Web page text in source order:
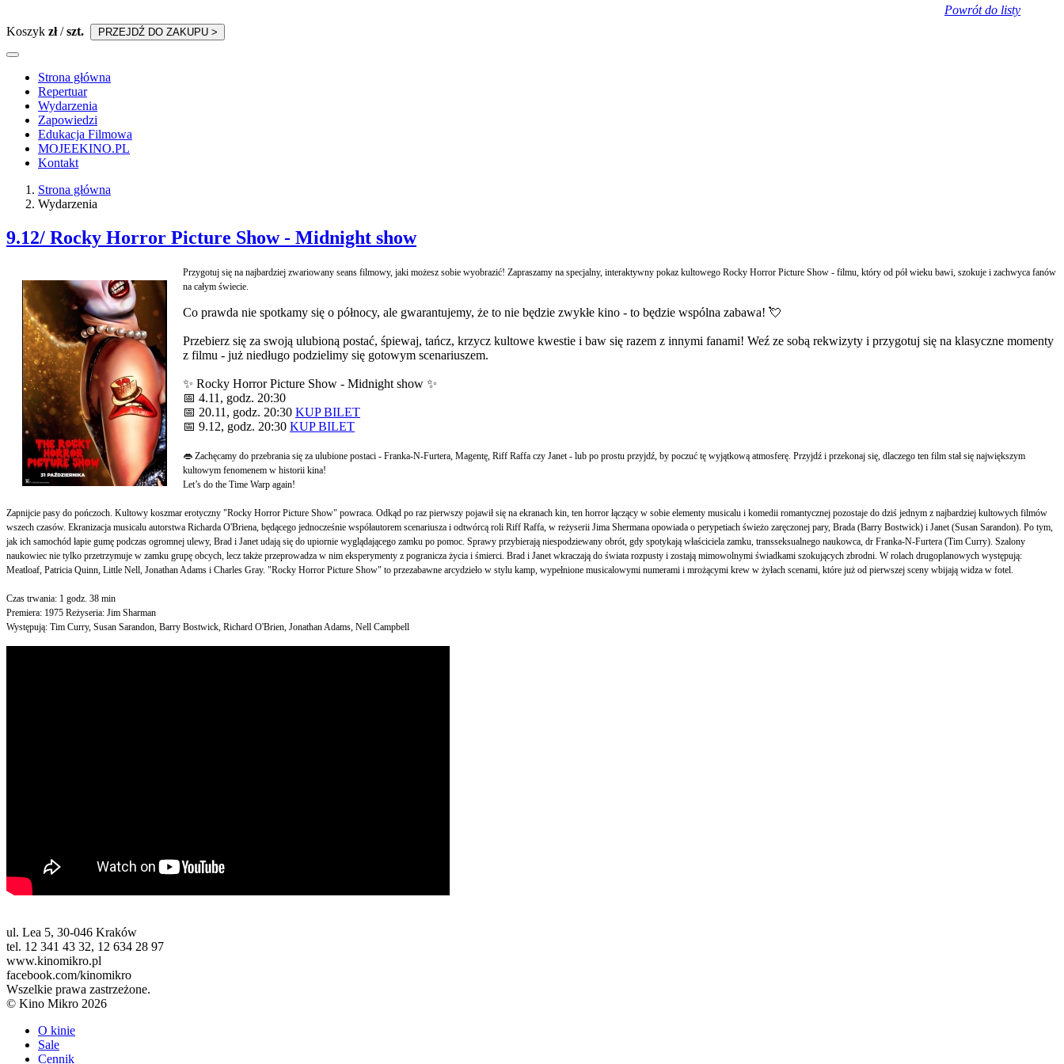
Koszyk zł/szt. PRZEJDŹ DO ZAKUPU >
Strona główna
Repertuar
Wydarzenia
Zapowiedzi
Edukacja Filmowa
MOJEEKINO.PL
Kontakt
Strona główna
Wydarzenia
9.12/ Rocky Horror Picture Show - Midnight show
Powrót do listy
Przygotuj się na najbardziej zwariowany seans filmowy, jaki możesz sobie wyobrazić! Zapraszamy na specjalny, interaktywny pokaz kultowego Rocky Horror Picture Show - filmu, który od pół wieku bawi, szokuje i zachwyca fanów
na całym świecie.
Co prawda nie spotkamy się o północy, ale gwarantujemy, że to nie będzie zwykłe kino - to będzie wspólna zabawa! 💘
Przebierz się za swoją ulubioną postać, śpiewaj, tańcz, krzycz kultowe kwestie i baw się razem z innymi fanami! Weź ze sobą rekwizyty i przygotuj się na klasyczne momenty
z filmu - już niedługo podzielimy się gotowym scenariuszem.
✨ Rocky Horror Picture Show - Midnight show ✨
📅 4.11, godz. 20:30
📅 20.11, godz. 20:30 KUP BILET
📅 9.12, godz. 20:30 KUP BILET
👄 Zachęcamy do przebrania się za ulubione postaci - Franka-N-Furtera, Magentę, Riff Raffa czy Janet - lub po prostu przyjdź, by poczuć tę wyjątkową atmosferę. Przyjdź i przekonaj się, dlaczego ten film stał się największym
kultowym fenomenem w historii kina!
Let’s do the Time Warp again!
Zapnijcie pasy do pończoch. Kultowy koszmar erotyczny "Rocky Horror Picture Show" powraca. Odkąd po raz pierwszy pojawił się na ekranach kin, ten horror łączący w sobie elementy musicalu i komedii romantycznej pozostaje do dziś jednym z najbardziej kultowych filmów
wszech czasów. Ekranizacja musicalu autorstwa Richarda O'Briena, będącego jednocześnie współautorem scenariusza i odtwórcą roli Riff Raffa, w reżyserii Jima Shermana opowiada o perypetiach świeżo zaręczonej pary, Brada (Barry Bostwick) i Janet (Susan Sarandon). Po tym,
jak ich samochód łapie gumę podczas ogromnej ulewy, Brad i Janet udają się do upiornie wyglądającego zamku po pomoc. Sprawy przybierają niespodziewany obrót, gdy spotykają właściciela zamku, transseksualnego naukowca, dr Franka-N-Furtera (Tim Curry). Szalony
naukowiec nie tylko przetrzymuje w zamku grupę obcych, lecz także przeprowadza w nim eksperymenty z pogranicza życia i śmierci. Brad i Janet wkraczają do świata rozpusty i zostają mimowolnymi świadkami szokujących zbrodni. W rolach drugoplanowych występują:
Meatloaf, Patricia Quinn, Little Nell, Jonathan Adams i Charles Gray. "Rocky Horror Picture Show" to przezabawne arcydzieło w stylu kamp, wypełnione musicalowymi numerami i mrożącymi krew w żyłach scenami, które już od pierwszej sceny wbijają widza w fotel.
Czas trwania: 1 godz. 38 min
Premiera: 1975 Reżyseria: Jim Sharman
Występują: Tim Curry, Susan Sarandon, Barry Bostwick, Richard O'Brien, Jonathan Adams, Nell Campbell
ul. Lea 5, 30-046 Kraków
tel. 12 341 43 32, 12 634 28 97
www.kinomikro.pl
facebook.com/kinomikro
Wszelkie prawa zastrzeżone.
© Kino Mikro 2026
O kinie
Sale
Cennik